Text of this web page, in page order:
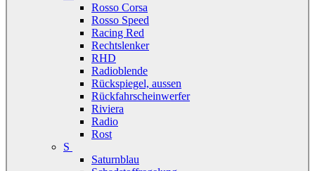
Rosso Corsa
Rosso Speed
Racing Red
Rechtslenker
RHD
Radioblende
Rückspiegel, aussen
Rückfahrscheinwerfer
Riviera
Radio
Rost
S
Saturnblau